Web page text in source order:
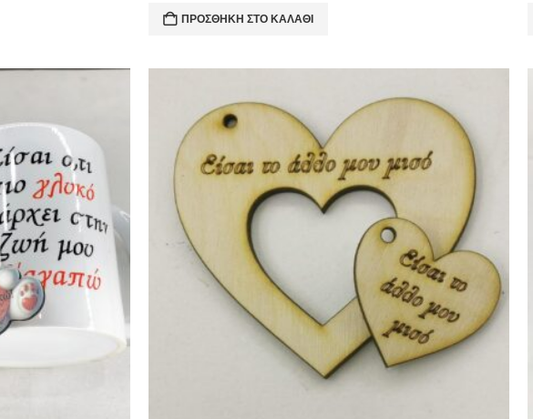
ΠΡΟΣΘΉΚΗ ΣΤΟ ΚΑΛΆΘΙ